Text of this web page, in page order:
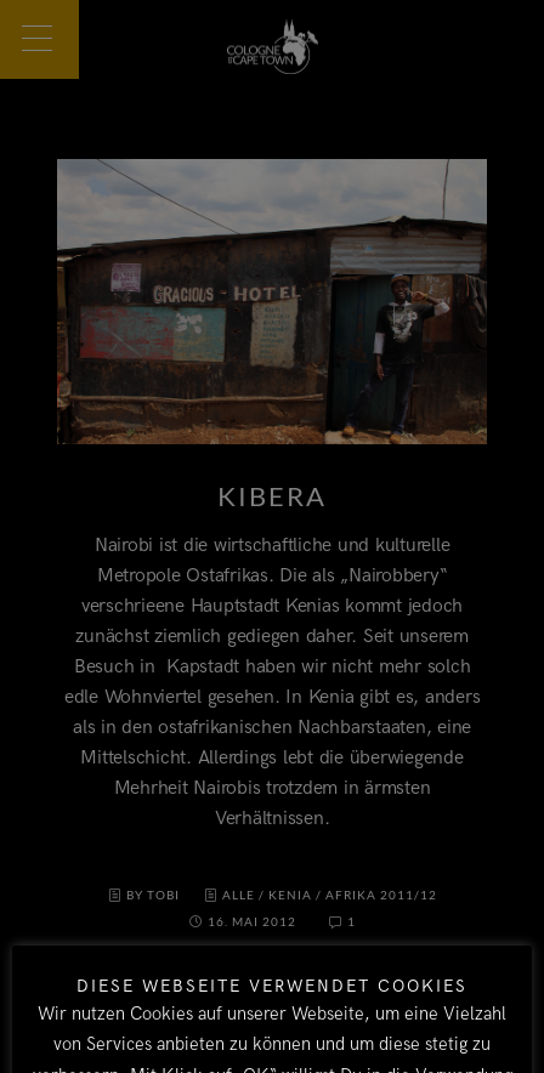
KIBERA
Nairobi ist die wirtschaftliche und kulturelle
Metropole Ostafrikas. Die als „Nairobbery“
verschrieene Hauptstadt Kenias kommt jedoch
zunächst ziemlich gediegen daher. Seit unserem
Besuch in Kapstadt haben wir nicht mehr solch
edle Wohnviertel gesehen. In Kenia gibt es, anders
als in den ostafrikanischen Nachbarstaaten, eine
Mittelschicht. Allerdings lebt die überwiegende
Mehrheit Nairobis trotzdem in ärmsten
Verhältnissen.
BY TOBI ALLE / KENIA / AFRIKA 2011/12
16. MAI 2012
1
DIESE WEBSEITE VERWENDET COOKIES
Wir nutzen Cookies auf unserer Webseite, um eine Vielzahl
von Services anbieten zu können und um diese stetig zu